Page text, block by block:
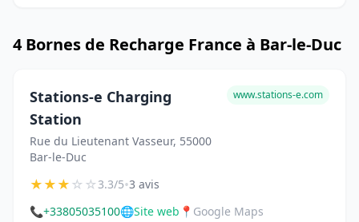
4 Bornes de Recharge France à Bar-le-Duc
Stations-e Charging
Station
Rue du Lieutenant Vasseur, 55000
Bar-le-Duc
www.stations-e.com
★★★☆☆3.3/5•3 avis
📞+33805035100🌐Site web 📍 Google Maps